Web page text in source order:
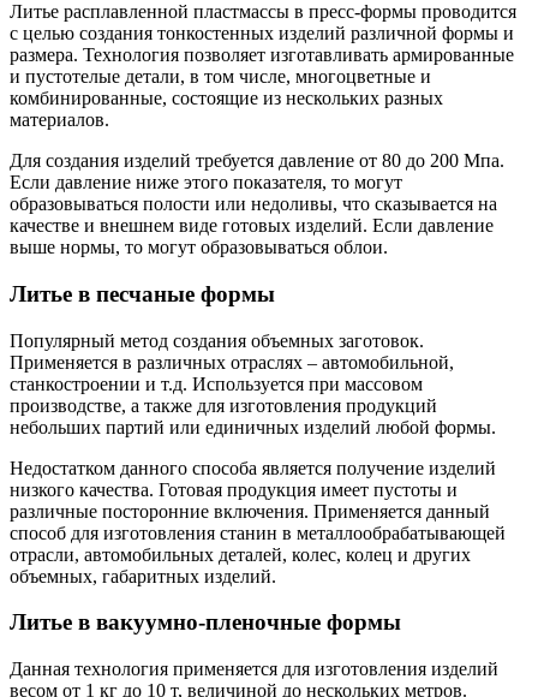
Литье расплавленной пластмассы в пресс-формы проводится
с целью создания тонкостенных изделий различной формы и
размера. Технология позволяет изготавливать армированные
и пустотелые детали, в том числе, многоцветные и
комбинированные, состоящие из нескольких разных
материалов.
Для создания изделий требуется давление от 80 до 200 Мпа.
Если давление ниже этого показателя, то могут
образовываться полости или недоливы, что сказывается на
качестве и внешнем виде готовых изделий. Если давление
выше нормы, то могут образовываться облои.
Литье в песчаные формы
Популярный метод создания объемных заготовок.
Применяется в различных отраслях – автомобильной,
станкостроении и т.д. Используется при массовом
производстве, а также для изготовления продукций
небольших партий или единичных изделий любой формы.
Недостатком данного способа является получение изделий
низкого качества. Готовая продукция имеет пустоты и
различные посторонние включения. Применяется данный
способ для изготовления станин в металлообрабатывающей
отрасли, автомобильных деталей, колес, колец и других
объемных, габаритных изделий.
Литье в вакуумно-пленочные формы
Данная технология применяется для изготовления изделий
весом от 1 кг до 10 т, величиной до нескольких метров.